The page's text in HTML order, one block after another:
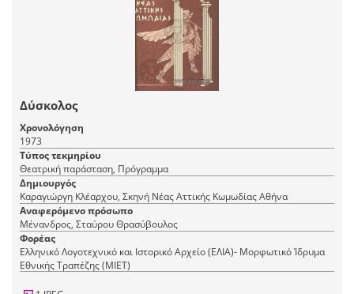
Δύσκολος
Χρονολόγηση
1973
Τύπος τεκμηρίου
Θεατρική παράσταση, Πρόγραμμα
Δημιουργός
Καραγιώργη Κλέαρχου, Σκηνή Νέας Αττικής Κωμωδίας Αθήνα
Αναφερόμενο πρόσωπο
Μένανδρος, Σταύρου Θρασύβουλος
Φορέας
Ελληνικό Λογοτεχνικό και Ιστορικό Αρχείο (ΕΛΙΑ)- Μορφωτικό Ίδρυμα
Εθνικής Τραπέζης (ΜΙΕΤ)